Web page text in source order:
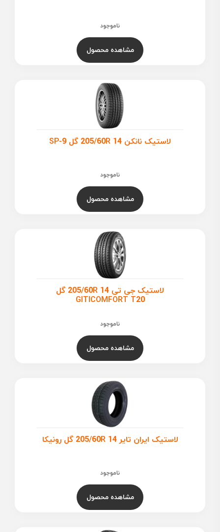
ناموجود
مشاهده محصول
لاستیک نانکن 205/60R 14 گل SP-9
ناموجود
مشاهده محصول
لاستیک جی تی 205/60R 14 گل
GITICOMFORT T20
ناموجود
مشاهده محصول
لاستیک ایران تایر 205/60R 14 گل رونیکا
ناموجود
مشاهده محصول